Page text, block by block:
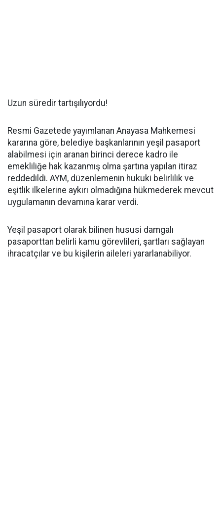
Uzun süredir tartışılıyordu!
Resmi Gazetede yayımlanan Anayasa Mahkemesi
kararına göre, belediye başkanlarının yeşil pasaport
alabilmesi için aranan birinci derece kadro ile
emekliliğe hak kazanmış olma şartına yapılan itiraz
reddedildi. AYM, düzenlemenin hukuki belirlilik ve
eşitlik ilkelerine aykırı olmadığına hükmederek mevcut
uygulamanın devamına karar verdi.
Yeşil pasaport olarak bilinen hususi damgalı
pasaporttan belirli kamu görevlileri, şartları sağlayan
ihracatçılar ve bu kişilerin aileleri yararlanabiliyor.